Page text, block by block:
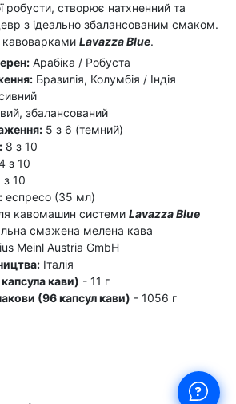
робусти, створює натхненний та
з ідеально збалансованим смаком.
кавоварками Lavazza Blue.
Арабіка / Робуста
Бразилія, Колумбія / Індія
збалансований
5 з 6 (темний)
8 з 10
з 10
з 10
еспресо (35 мл)
кавомашин системи Lavazza Blue
смажена мелена кава
Meinl Austria GmbH
Італія
кави) - 11 г
(96 капсул кави) - 1056 г